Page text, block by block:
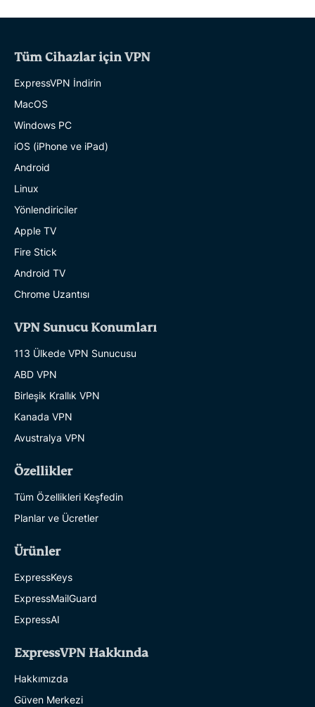
Tüm Cihazlar için VPN
ExpressVPN İndirin
MacOS
Windows PC
iOS (iPhone ve iPad)
Android
Linux
Yönlendiriciler
Apple TV
Fire Stick
Android TV
Chrome Uzantısı
VPN Sunucu Konumları
113 Ülkede VPN Sunucusu
ABD VPN
Birleşik Krallık VPN
Kanada VPN
Avustralya VPN
Özellikler
Tüm Özellikleri Keşfedin
Planlar ve Ücretler
Ürünler
ExpressKeys
ExpressMailGuard
ExpressAI
ExpressVPN Hakkında
Hakkımızda
Güven Merkezi